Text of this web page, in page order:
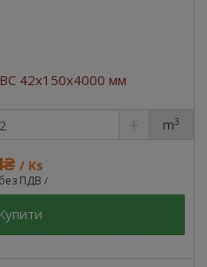
42x150x4000 мм
/ Ks
ПДВ /
m3
Купити